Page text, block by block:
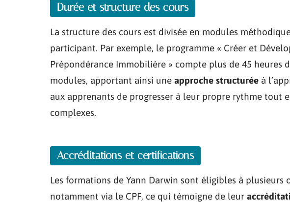
Durée et structure des cours
La structure des cours est divisée en modules
participant. Par exemple, le programme « Créer et
Prépondérance Immobilière » compte plus de 45 heures
modules, apportant ainsi une approche structurée à
aux apprenants de progresser à leur propre rythme tout
complexes.
Accréditations et certifications
Les formations de Yann Darwin sont éligibles à plusieurs
notamment via le CPF, ce qui témoigne de leur